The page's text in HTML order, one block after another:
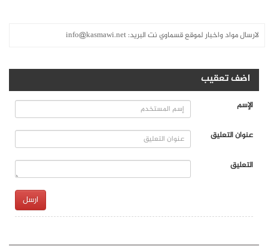
لارسال مواد واخبار لموقع قسماوي نت البريد:info@kasmawi.net
اضف تعقيب
الإسم
عنوان التعليق
التعليق
ارسل